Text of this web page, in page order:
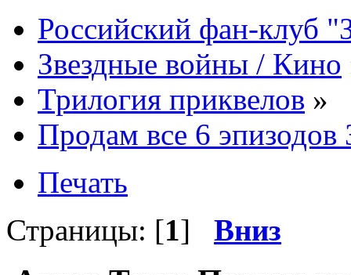
Российский фан-клуб
Звездные войны / Кино
Трилогия приквелов »
Продам все 6
Печать
Страницы: [1] Вниз